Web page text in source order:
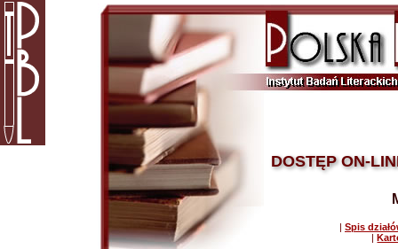
DOSTĘP ON-
| Spis
|